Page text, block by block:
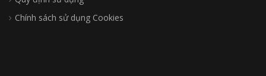
Chính sách sử dụng Cookies